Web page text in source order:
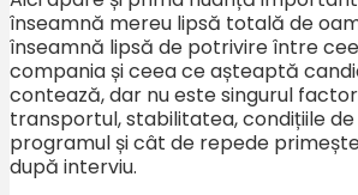
înseamnă mereu lipsă totală de
înseamnă lipsă de potrivire între
compania și ceea ce așteaptă
contează, dar nu este singurul
transportul, stabilitatea, condițiile
programul și cât de repede
după interviu.